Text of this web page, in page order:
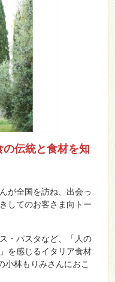
の伝統と食材を知
が全国を訪ね、出会っ
してのお客さま向トー
・パスタなど、「人の
を感じるイタリア食材
小林もりみさんにおこ